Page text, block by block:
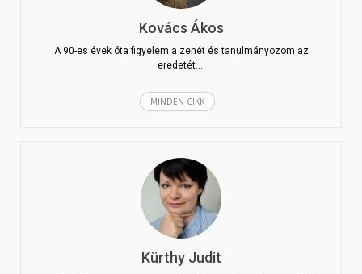
Kovács Ákos
A 90-es évek óta figyelem a zenét és tanulmányozom az
eredetét.…
MINDEN CIKK
Kürthy Judit